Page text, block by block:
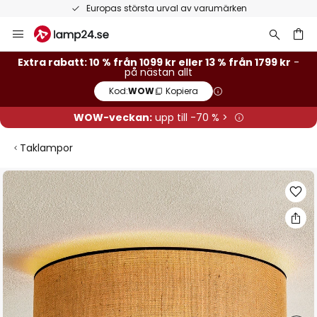
Europas största urval av varumärken
Hoppa
till
innehållet
Extra rabatt: 10 % från 1099 kr eller 13 % från 1799 kr -
på nästan allt
Kod:WOW Kopiera
WOW-veckan:upp till -70 % >
Taklampor
Hoppa
till
slutet
av
bildgalleriet